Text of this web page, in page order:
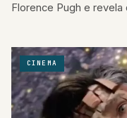
Florence Pugh e
CINEMA